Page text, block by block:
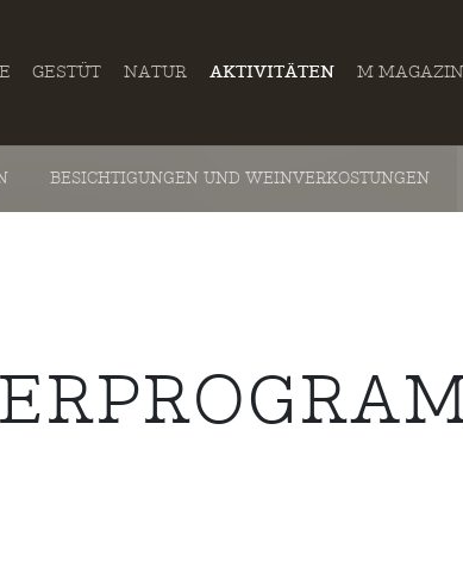
GESTÜT NATUR AKTIVITÄTEN
BESICHTIGUNGEN UND WEINVERKOSTUNGEN
M MAGAZIN